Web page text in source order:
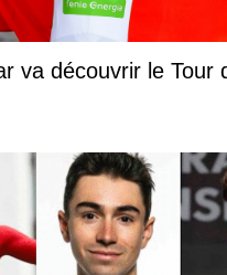
va découvrir le Tour